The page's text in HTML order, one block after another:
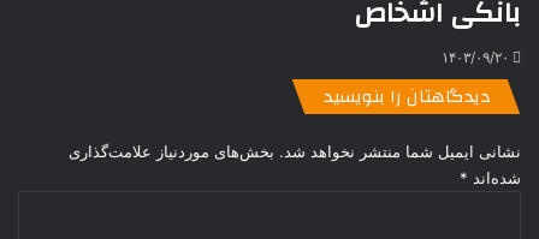
بانکی اشخاص
۱۴۰۳/۰۹/۲۰
دیدگاهتان را بنویسید
نشانی ایمیل شما منتشر نخواهد شد. بخش‌های موردنیاز علامت‌گذاری
شده‌اند *